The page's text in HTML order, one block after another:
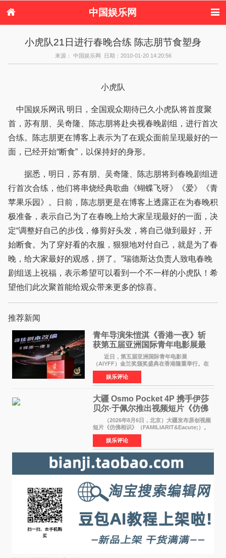
中国娱乐网
港台娱乐
日本娱乐 韩国娱乐
欧美娱乐
音乐新闻 影视新闻
内地明星八卦
小虎队21日进行春晚合练 陈志朋节食塑身
来源： 中国娱乐网 日期：2010-01-20 14:20:56
小虎队
中国娱乐网讯 明日，全国观众期待已久小虎队将首度聚
首，苏有朋、吴奇隆、陈志朋将赴央视春晚剧组，进行首次
合练。陈志朋更在博客上表示为了在观众面前呈现最好的一
面，已经开始“断食”，以保持好的身形。
据悉，明日，苏有朋、吴奇隆、陈志朋将到春晚剧组进
行首次合练，他们将串烧经典歌曲《蝴蝶飞呀》《爱》《青
苹果乐园》。日前，陈志朋更是在博客上透露正在为春晚积
极准备，表示自己为了在春晚上给大家呈现最好的一面，决
定“调整好自己的步伐，修剪好头发，将自己做到最好，开
始断食。为了穿好看的衣服，狠狠地对付自己，就是为了春
晚，给大家最好的观感，拼了。”瑞德斯达负责人致电春晚
剧组送上祝福，表示希望可以看到一个不一样的小虎队！希
望他们此次聚首能给观众带来更多的惊喜。
推荐新闻
青年导演朱愷淇《香港一夜》斩
获第五届亚洲国际青年电影展最
佳剧本改编奖
近日，第五届亚洲国际青年电影展
（AIYFF）金兰奖颁奖盛典在香港隆重举行。在
这场汇聚数百位海内外电影人、文化界人士及媒
体代表的亚洲青年影视盛会上，香港本土电影
《香港一夜》（Dawn in Ho
娱乐评论
大疆 Osmo Pocket 4P 携手伊莎
贝尔·于佩尔推出视频短片《仿佛
相识》
（2026年8月6日，北京）大疆发布原创视频
短片《仿佛相识》（FAMILIARIT&Eacute;）。
视频短片由戛纳国际电影节最佳女演员伊莎贝尔·
于佩尔（Isabelle Huppert）主演，全程使用大
疆首款双主摄口
娱乐评论